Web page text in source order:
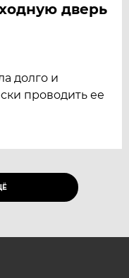
дверь
долго и
проводить ее